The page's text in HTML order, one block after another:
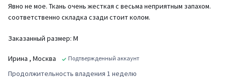
Явно не мое. Ткань очень жесткая с весьма неприятным запахом.
соответственно складка сзади стоит колом.
Заказанный размер: М
Ирина , Москва Подтвержденный аккаунт
Продолжительность владения 1 неделю